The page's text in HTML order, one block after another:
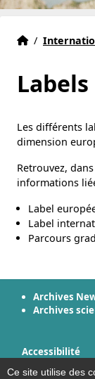
Accueil
Accueil
/
Labels
Les différents
dimension
Retrouvez,
informations
Label
Label
Parcours
Archives
Archives
Accessibilité
Ce site utilise des